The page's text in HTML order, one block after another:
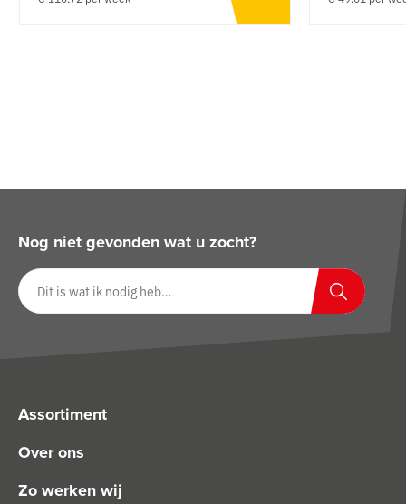
Nog niet gevonden wat u zocht?
Zoeken op website
Zoeken
Assortiment
Over ons
Zo werken wij